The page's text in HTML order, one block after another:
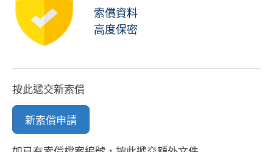
索償資料
高度保密
按此遞交新索償
新索償申請